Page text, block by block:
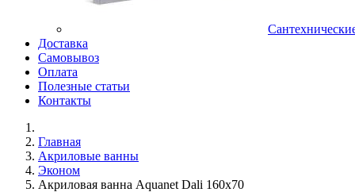
Доставка
Самовывоз
Оплата
Полезные статьи
Контакты
Главная
Акриловые ванны
Эконом
Акриловая ванна Aquanet Dali 160x70